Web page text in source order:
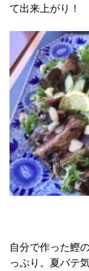
て出来上がり！
自分で作った鰹
っぷり。夏バテ